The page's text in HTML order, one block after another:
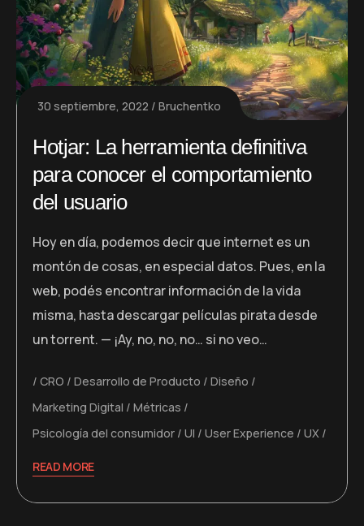
30 septiembre, 2022 Bruchentko
Hotjar: La herramienta definitiva
para conocer el comportamiento
del usuario
Hoy en día, podemos decir que internet es un
montón de cosas, en especial datos. Pues, en la
web, podés encontrar información de la vida
misma, hasta descargar películas pirata desde
un torrent. — ¡Ay, no, no, no… si no veo…
CRO Desarrollo de Producto
Diseño
Marketing Digital
Métricas
Psicología del consumidor
UI User Experience UX
READ MORE